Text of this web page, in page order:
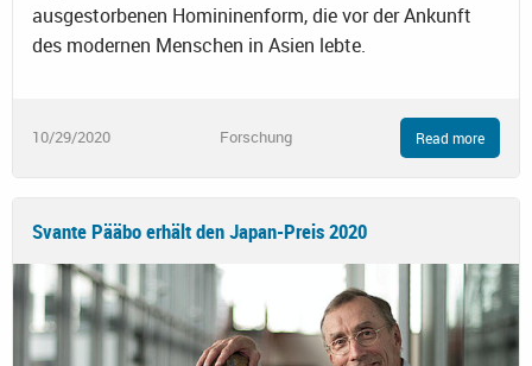
ausgestorbenen Homininenform, die vor der Ankunft
des modernen Menschen in Asien lebte.
10/29/2020 Forschung Read more
Svante Pääbo erhält den Japan-Preis 2020